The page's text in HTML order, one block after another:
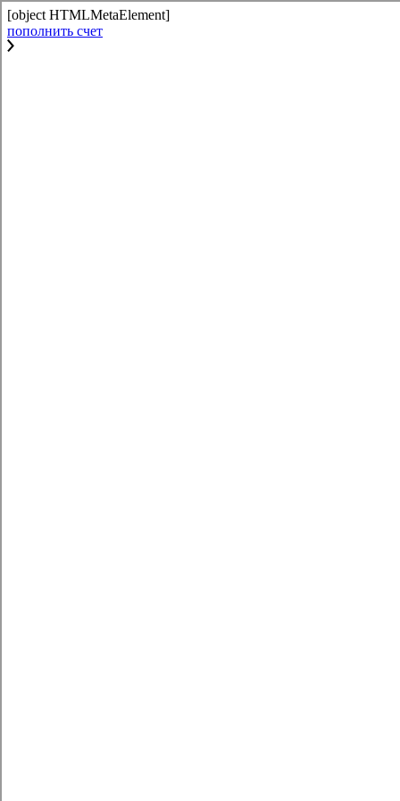
[object HTMLMetaElement]
пополнить счет